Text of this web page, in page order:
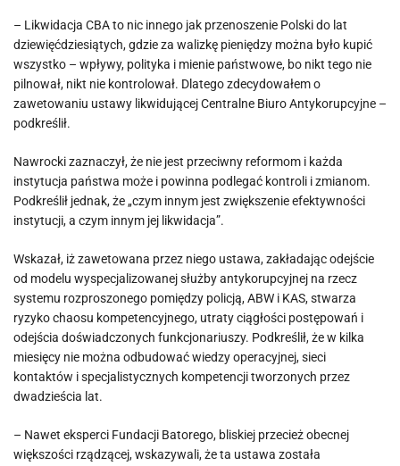
– Likwidacja CBA to nic innego jak przenoszenie Polski do lat
dziewięćdziesiątych, gdzie za walizkę pieniędzy można było kupić
wszystko – wpływy, polityka i mienie państwowe, bo nikt tego nie
pilnował, nikt nie kontrolował. Dlatego zdecydowałem o
zawetowaniu ustawy likwidującej Centralne Biuro Antykorupcyjne –
podkreślił.
Nawrocki zaznaczył, że nie jest przeciwny reformom i każda
instytucja państwa może i powinna podlegać kontroli i zmianom.
Podkreślił jednak, że „czym innym jest zwiększenie efektywności
instytucji, a czym innym jej likwidacja”.
Wskazał, iż zawetowana przez niego ustawa, zakładając odejście
od modelu wyspecjalizowanej służby antykorupcyjnej na rzecz
systemu rozproszonego pomiędzy policją, ABW i KAS, stwarza
ryzyko chaosu kompetencyjnego, utraty ciągłości postępowań i
odejścia doświadczonych funkcjonariuszy. Podkreślił, że w kilka
miesięcy nie można odbudować wiedzy operacyjnej, sieci
kontaktów i specjalistycznych kompetencji tworzonych przez
dwadzieścia lat.
– Nawet eksperci Fundacji Batorego, bliskiej przecież obecnej
większości rządzącej, wskazywali, że ta ustawa została